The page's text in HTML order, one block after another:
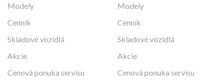
Modely
Cenník
Skladové vozidlá
Akcie
Cenová ponuka servisu
Modely
Cenník
Skladové vozidlá
Akcie
Cenová ponuka servisu